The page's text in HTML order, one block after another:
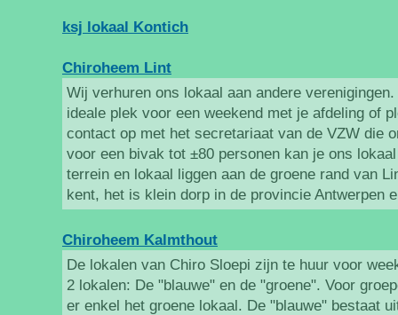
ksj lokaal Kontich
Chiroheem Lint
Wij verhuren ons lokaal aan andere
ideale plek voor een weekend met je afdeling of
contact op met het secretariaat van de VZW die
voor een bivak tot ±80 personen kan je ons
terrein en lokaal liggen aan de groene rand van
kent, het is klein dorp in de provincie Antwerpen
Chiroheem Kalmthout
De lokalen van Chiro Sloepi zijn te huur voor
2 lokalen: De "blauwe" en de "groene". Voor
er enkel het groene lokaal. De "blauwe" bestaat